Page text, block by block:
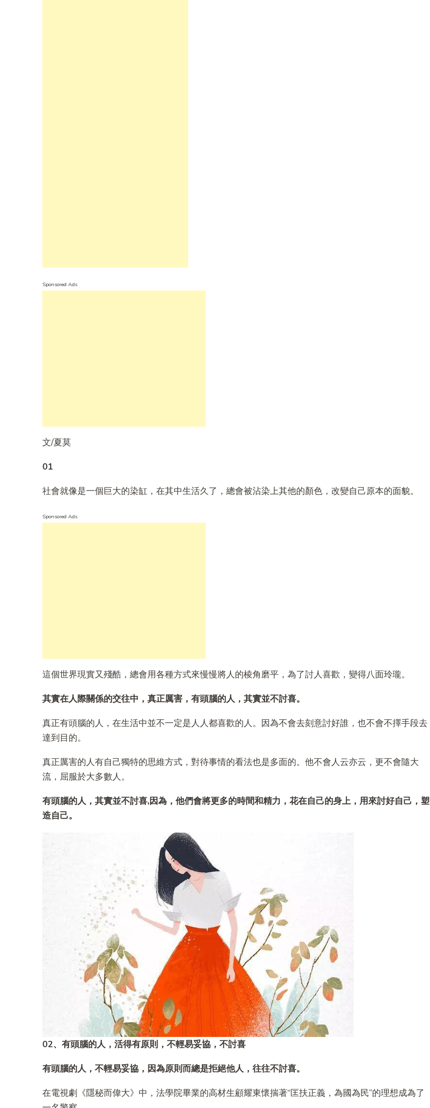
Sponsored Ads
文/夏莫
01
社會就像是一個巨大的染缸，在其中生活久了，總會被沾染上其他的顏色，改變自己原本的面貌。
Sponsored Ads
這個世界現實又殘酷，總會用各種方式來慢慢將人的棱角磨平，為了討人喜歡，變得八面玲瓏。
其實在人際關係的交往中，真正厲害，有頭腦的人，其實並不討喜。
真正有頭腦的人，在生活中並不一定是人人都喜歡的人。因為不會去刻意討好誰，也不會不擇手段去
達到目的。
真正厲害的人有自己獨特的思維方式，對待事情的看法也是多面的。他不會人云亦云，更不會隨大
流，屈服於大多數人。
有頭腦的人，其實並不討喜,因為，他們會將更多的時間和精力，花在自己的身上，用來討好自己，塑
造自己。
02、有頭腦的人，活得有原則，不輕易妥協，不討喜
有頭腦的人，不輕易妥協，因為原則而總是拒絕他人，往往不討喜。
在電視劇《隱秘而偉大》中，法學院畢業的高材生顧耀東懷揣著“匡扶正義，為國為民”的理想成為了